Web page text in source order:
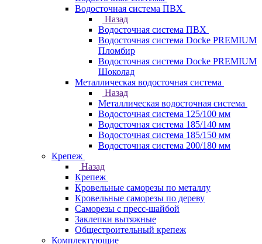
Водосточная система ПВХ
Назад
Водосточная система ПВХ
Водосточная система Docke PREMIUM
Пломбир
Водосточная система Docke PREMIUM
Шоколад
Металлическая водосточная система
Назад
Металлическая водосточная система
Водосточная система 125/100 мм
Водосточная система 185/140 мм
Водосточная система 185/150 мм
Водосточная система 200/180 мм
Крепеж
Назад
Крепеж
Кровельные саморезы по металлу
Кровельные саморезы по дереву
Саморезы с пресс-шайбой
Заклепки вытяжные
Общестроительный крепеж
Комплектующие